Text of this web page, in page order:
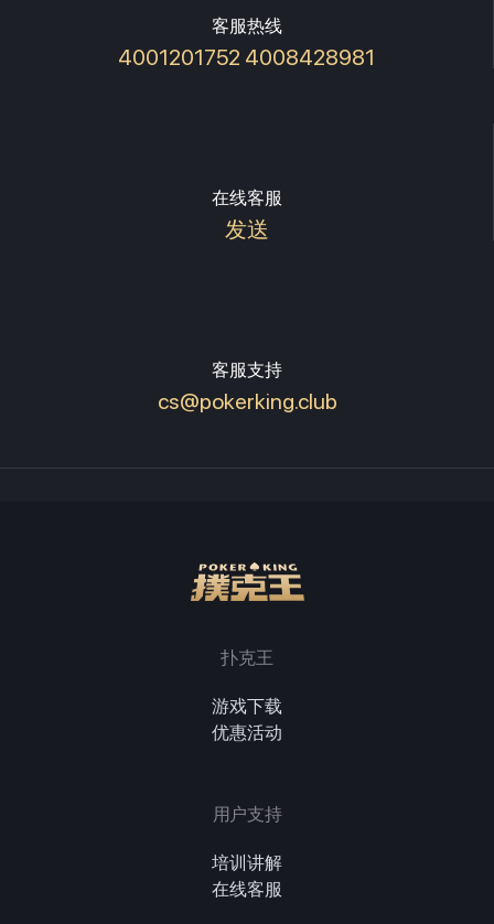
客服热线
4001201752 4008428981
在线客服
发送
客服支持
cs@pokerking.club
扑克王
游戏下载
优惠活动
用户支持
培训讲解
在线客服